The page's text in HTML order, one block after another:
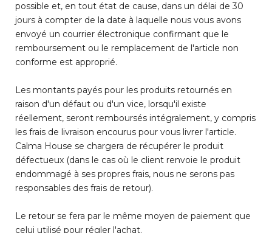
possible et, en tout état de cause, dans un délai de 30
jours à compter de la date à laquelle nous vous avons
envoyé un courrier électronique confirmant que le
remboursement ou le remplacement de l'article non
conforme est approprié.
Les montants payés pour les produits retournés en
raison d'un défaut ou d'un vice, lorsqu'il existe
réellement, seront remboursés intégralement, y compris
les frais de livraison encourus pour vous livrer l'article.
Calma House se chargera de récupérer le produit
défectueux (dans le cas où le client renvoie le produit
endommagé à ses propres frais, nous ne serons pas
responsables des frais de retour).
Le retour se fera par le même moyen de paiement que
celui utilisé pour régler l'achat.